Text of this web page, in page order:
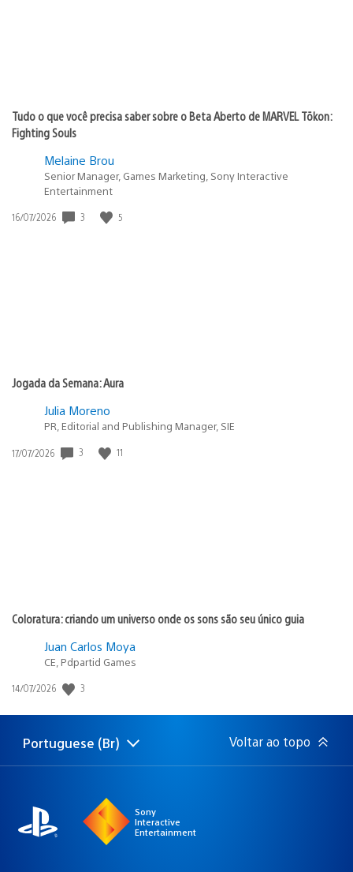
Tudo o que você precisa saber sobre o Beta Aberto de MARVEL Tōkon:
Fighting Souls
Melaine Brou
Senior Manager, Games Marketing, Sony Interactive
Entertainment
Data
16/07/2026 3 5
Jogada da Semana: Aura
Julia Moreno
PR, Editorial and Publishing Manager, SIE
Data
17/07/2026 3 11
Coloratura: criando um universo onde os sons são seu único guia
Juan Carlos Moya
CE, Pdpartid Games
Data
publicação:
14/07/2026 3
Selecione
Região
Portuguese (Br) Voltar ao topo
Sony
Interactive
Entertainment